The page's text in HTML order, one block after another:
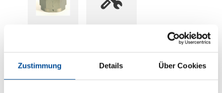
Zustimmung Details Über Cookies